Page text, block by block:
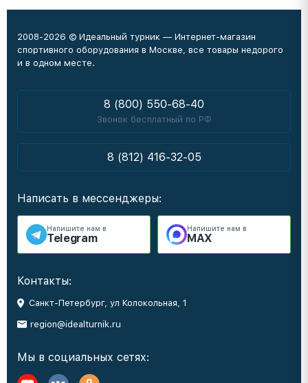
2008-2026 © Идеальный турник — Интернет-магазин
спортивного оборудования в Москве, все товары недорого
и в одном месте.
8 (800) 550-68-40
Звонок бесплатный по РФ
8 (812) 416-32-05
Написать в мессенджеры:
Напишите нам в
Telegram
Напишите нам в
MAX
Контакты:
Санкт-Петербург, ул Колокольная, 1
region@idealturnik.ru
Мы в социальных сетях: